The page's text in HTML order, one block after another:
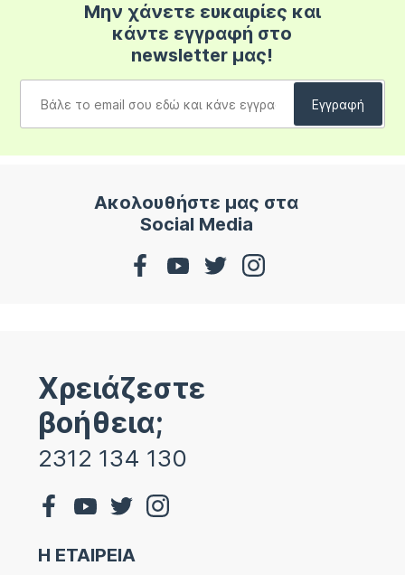
Μην χάνετε ευκαιρίες και
κάντε εγγραφή στο
newsletter μας!
Ακολουθήστε μας στα
Social Media
Χρειάζεστε
βοήθεια;
2312 134 130
Η ΕΤΑΙΡΕΙΑ